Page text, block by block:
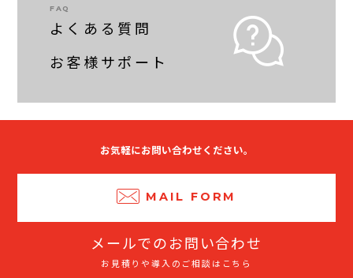
FAQ
よくある質問
お客様サポート
お気軽にお問い合わせください。
MAIL FORM
メールでのお問い合わせ
お見積りや導入のご相談はこちら